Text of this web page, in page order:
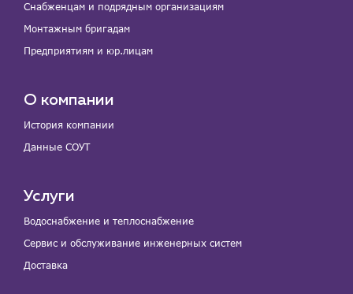
Снабженцам и подрядным организациям
Монтажным бригадам
Предприятиям и юр.лицам
О компании
История компании
Данные СОУТ
Услуги
Водоснабжение и теплоснабжение
Сервис и обслуживание инженерных систем
Доставка